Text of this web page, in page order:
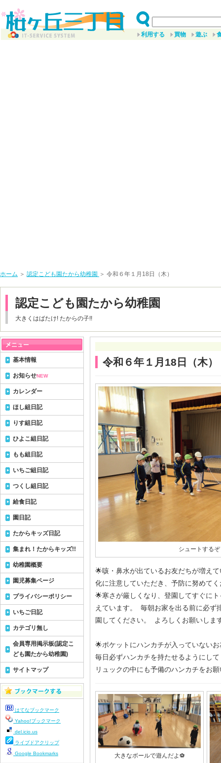
利用する 買物 遊ぶ
ホーム ＞ 認定こども園たから幼稚園 ＞ 令和６年１月18日（木）
認定こども園たから幼稚園
大きくはばたけ! たからの子!!
令和６年１月18日（木）
シュートする
🌟咳・鼻水が出ているお友だちが増え
化に注意していただき、予防に努めて
🌟寒さが厳しくなり、登園してすぐに
えています。 毎朝お家を出る前に必ず
園してください。 よろしくお願いしま
🌟ポケットにハンカチが入っていない
毎日必ずハンカチを持たせるようにし
リュックの中にも予備のハンカチをお
大きなボールで遊んだよ⚽️
基本情報
お知らせNEW
カレンダー
ほし組日記
りす組日記
ひよこ組日記
もも組日記
いちご組日記
つくし組日記
給食日記
園日記
たからキッズ日記
集まれ！たからキッズ!!
幼稚園概要
園児募集ページ
プライバシーポリシー
いちご日記
カテゴリ無し
会員専用掲示板(認定こ
ども園たから幼稚園)
サイトマップ
はてなブックマーク
Yahoo!ブックマーク
del.icio.us
ライブドアクリップ
Google Bookmarks